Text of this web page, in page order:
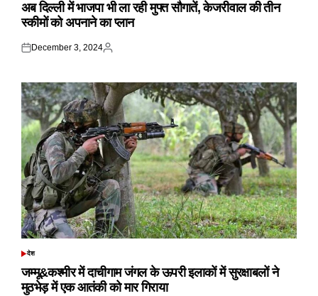
अब दिल्ली में भाजपा भी ला रही मुफ्त सौगातें, केजरीवाल की तीन
स्कीमों को अपनाने का प्लान
Posted
December 3, 2024
Posted
POSTED
देश
जम्मू&कश्मीर में दाचीगाम जंगल के ऊपरी इलाकों में सुरक्षाबलों ने
मुठभेड़ में एक आतंकी को मार गिराया